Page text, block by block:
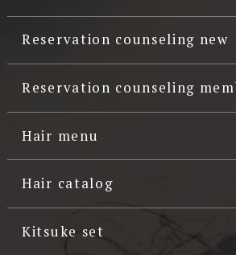
Reservation counseling new
Reservation counseling
Hair menu
Hair catalog
Kitsuke set